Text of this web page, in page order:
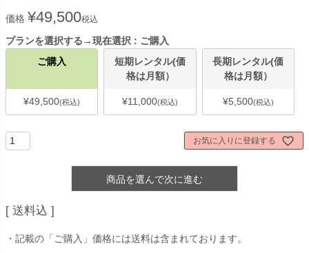
価格 ¥49,500税込
プランを選択する→現在選択
ご購入
ご購入
¥49,500 税込
短期レンタル(価
格は月額）
¥11,000 税込
長期レンタル(価
格は月額）
¥5,500 税込
お気に入りに登録する
商品を選んで次に進む
送料込
・記載の「ご購入」価格には送料は含まれております。